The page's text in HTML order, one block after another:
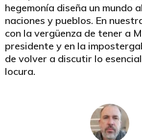
hegemonía diseña un mundo
naciones y pueblos. En
con la vergüenza de tener a
presidente y en la
de volver a discutir lo
locura.